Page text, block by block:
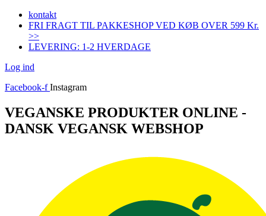
Videre
indhold
kontakt
FRI FRAGT TIL PAKKESHOP VED KØB OVER 599 Kr.
>>
LEVERING: 1-2 HVERDAGE
Log ind
Facebook-f Instagram
VEGANSKE PRODUKTER ONLINE -
DANSK VEGANSK WEBSHOP